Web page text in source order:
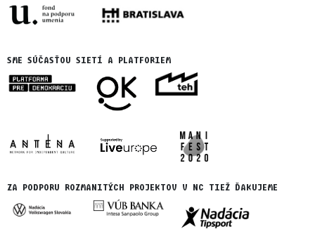
SME SÚČASŤOU SIETÍ A PLATFORIEM
ZA PODPORU ROZMANITÝCH PROJEKTOV V NC TIEŽ ĎAKUJEME